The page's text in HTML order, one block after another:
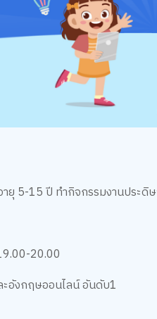
ยุ 5-15 ปี ทำกิจกรรมงานประดิ
20.00
อังกฤษออนไลน์ อันดับ1